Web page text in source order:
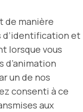
de manière
et
lorsque vous
d’animation
un de nos
consenti à ce
aux